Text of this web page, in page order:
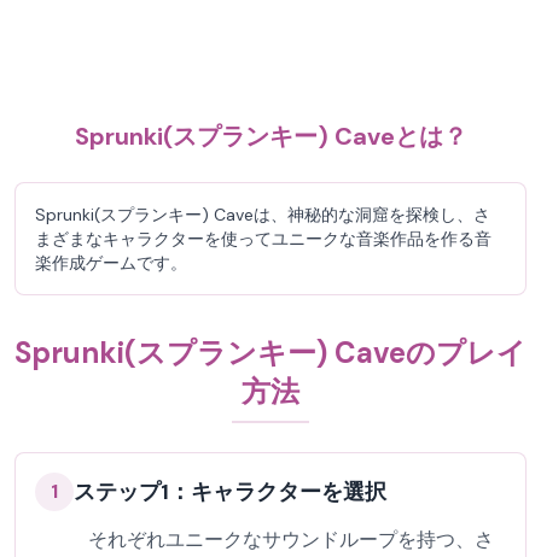
Sprunki(スプランキー) Caveとは？
Sprunki(スプランキー) Caveは、神秘的な洞窟を探検し、さ
まざまなキャラクターを使ってユニークな音楽作品を作る音
楽作成ゲームです。
Sprunki(スプランキー) Caveのプレイ
方法
1 ステップ1：キャラクターを選択
それぞれユニークなサウンドループを持つ、さ